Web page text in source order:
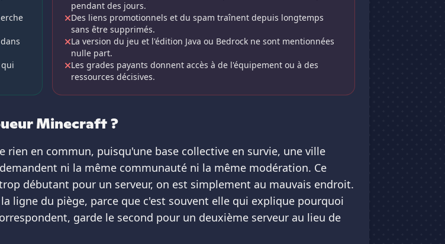
pendant des jours.
Des liens promotionnels et du spam traînent depuis longtemps
sans être supprimés.
La version du jeu et l'édition Java ou Bedrock ne sont mentionnées
nulle part.
Les grades payants donnent accès à de l'équipement ou à des
ressources décisives.
Minecraft ?
en commun, puisqu'une base collective en survie, une ville
ni la même communauté ni la même modération. Ce
débutant pour un serveur, on est simplement au mauvais endroit.
ligne du piège, parce que c'est souvent elle qui explique pourquoi
garde le second pour un deuxième serveur au lieu de